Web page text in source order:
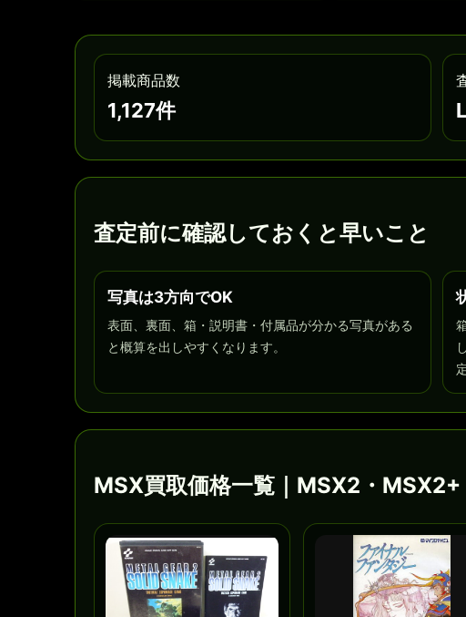
掲載商品数
1,127件
査定前に確認しておくと早いこと
写真は3方向でOK
表面、裏面、箱・説明書・付属品が分かる写真がある
と概算を出しやすくなります。
MSX買取価格一覧｜MSX2・